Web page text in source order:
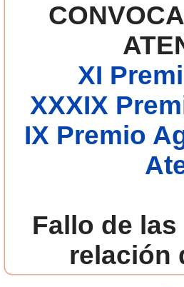
XI
XXXIX
IX Premio
Fallo de
relación